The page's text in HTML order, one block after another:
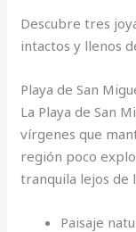
Descubre tres
intactos y llenos
Playa de San
La Playa de San
vírgenes que
región poco
tranquila lejos de
Paisaje